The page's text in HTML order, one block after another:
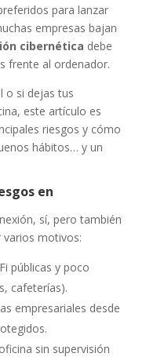
para lanzar
empresas bajan
cibernética debe
frente al ordenador.
o si dejas tus
este artículo es
riesgos y cómo
hábitos… y un
en
sí, pero también
varios motivos:
públicas y poco
cafeterías).
empresariales desde
sin supervisión